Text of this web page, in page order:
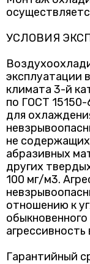
УСЛОВИЯ
эксплуатации
климата 3-й
по ГОСТ
для
не
абразивных
других
100 мг/м3.
отношению к
агрессивность
Гарантийный